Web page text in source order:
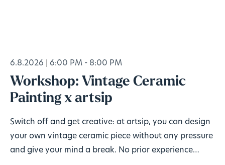
6.8.2026 6:00 PM - 8:00 PM
Workshop: Vintage Ceramic
Painting x artsip
Switch off and get creative: at artsip, you can design
your own vintage ceramic piece without any pressure
and give your mind a break. No prior experience